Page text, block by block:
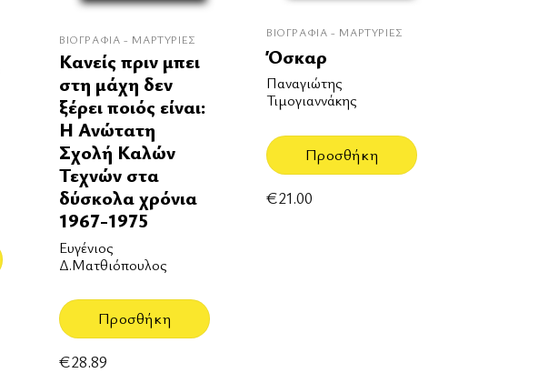
ΒΙΟΓΡΑΦΊΑ - ΜΑΡΤΥΡΊΕΣ
Κανείς πριν μπει
στη μάχη δεν
ξέρει ποιός είναι:
Η Ανώτατη
Σχολή Καλών
Τεχνών στα
δύσκολα χρόνια
1967-1975
Ευγένιος
Δ.Ματθιόπουλος
Προσθήκη
€28.89
ΒΙΟΓΡΑΦΊΑ - ΜΑΡΤΥΡΊΕΣ
Όσκαρ
Παναγιώτης
Τιμογιαννάκης
Προσθήκη
€21.00